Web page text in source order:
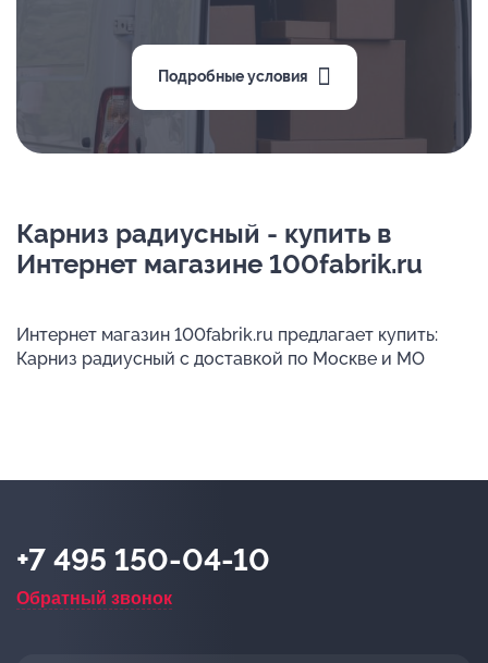
Подробные условия
Карниз радиусный - купить в
Интернет магазине 100fabrik.ru
Интернет магазин 100fabrik.ru предлагает купить:
Карниз радиусный с доставкой по Москве и МО
+7 495 150-04-10
Обратный звонок